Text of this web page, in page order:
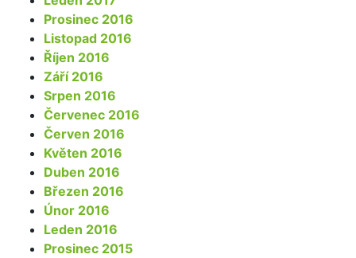
Prosinec 2016
Listopad 2016
Říjen 2016
Září 2016
Srpen 2016
Červenec 2016
Červen 2016
Květen 2016
Duben 2016
Březen 2016
Únor 2016
Leden 2016
Prosinec 2015